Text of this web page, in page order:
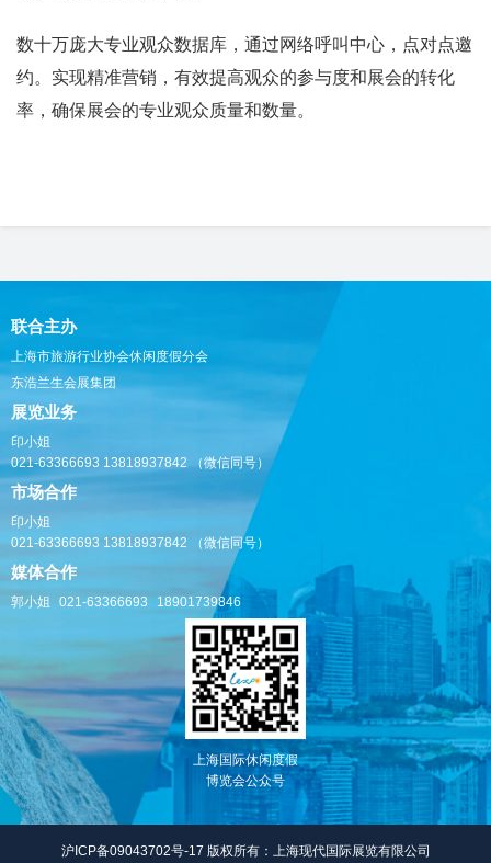
数十万庞大专业观众数据库，通过网络呼叫中心，点对点邀
约。实现精准营销，有效提高观众的参与度和展会的转化
率，确保展会的专业观众质量和数量。
联合主办
上海市旅游行业协会休闲度假分会
东浩兰生会展集团
展览业务
印小姐
021-63366693 13818937842 （微信同号）
市场合作
印小姐
021-63366693 13818937842 （微信同号）
媒体合作
郭小姐 021-63366693 18901739846
上海国际休闲度假
博览会公众号
沪ICP备09043702号-17 版权所有：上海现代国际展览有限公司